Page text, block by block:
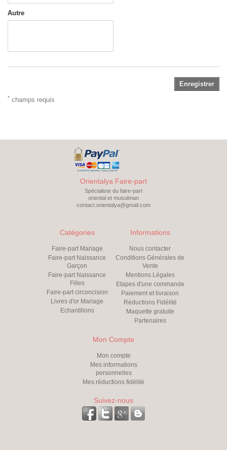
Autre
Enregistrer
* champs requis
Orientalya Faire-part
Spécialiste du faire-part
oriental et musulman
contact.orientalya@gmail.com
Catégories
Faire-part Mariage
Faire-part Naissance
Garçon
Faire-part Naissance
Filles
Faire-part circoncision
Livres d'or Mariage
Echantillons
Informations
Nous contacter
Conditions Générales de
Vente
Mentions Légales
Etapes d'une commande
Paiement et livraison
Réductions Fidélité
Maquette gratuite
Partenaires
Mon Compte
Mon compte
Mes informations
personnelles
Mes réductions fidélité
Suivez-nous